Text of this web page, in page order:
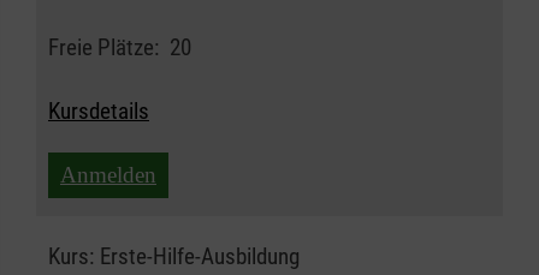
Freie Plätze: 20
Kursdetails
Anmelden
Kurs: Erste-Hilfe-Ausbildung